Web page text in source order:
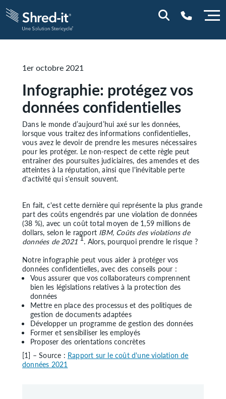
1er octobre 2021
Infographie: protégez vos
données confidentielles
Dans le monde d’aujourd’hui axé sur les données,
lorsque vous traitez des informations confidentielles,
vous avez le devoir de prendre les mesures nécessaires
pour les protéger. Le non-respect de cette règle peut
entraîner des poursuites judiciaires, des amendes et des
atteintes à la réputation, ainsi que l'inévitable perte
d'activité qui s'ensuit souvent.
En fait, c'est cette dernière qui représente la plus grande
part des coûts engendrés par une violation de données
(38 %), avec un coût total moyen de 1,59 millions de
dollars, selon le rapport IBM, Coûts des violations de
données de 2021 1. Alors, pourquoi prendre le risque ?
Notre infographie peut vous aider à protéger vos
données confidentielles, avec des conseils pour :
Vous assurer que vos collaborateurs comprennent
bien les législations relatives à la protection des
données
Mettre en place des processus et des politiques de
gestion de documents adaptées
Développer un programme de gestion des données
Former et sensibiliser les employés
Proposer des orientations concrètes
[1] – Source : Rapport sur le coût d'une violation de
données 2021